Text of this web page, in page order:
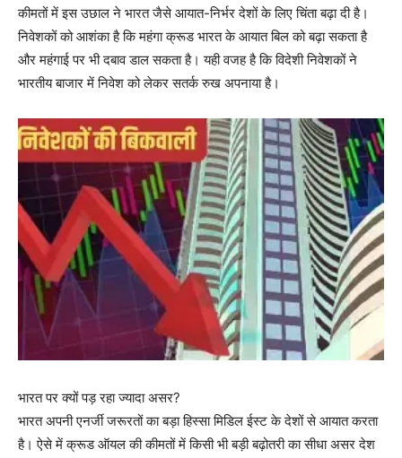
कीमतों में इस उछाल ने भारत जैसे आयात-निर्भर देशों के लिए चिंता बढ़ा दी है।
निवेशकों को आशंका है कि महंगा क्रूड भारत के आयात बिल को बढ़ा सकता है
और महंगाई पर भी दबाव डाल सकता है। यही वजह है कि विदेशी निवेशकों ने
भारतीय बाजार में निवेश को लेकर सतर्क रुख अपनाया है।
भारत पर क्यों पड़ रहा ज्यादा असर?
भारत अपनी एनर्जी जरूरतों का बड़ा हिस्सा मिडिल ईस्ट के देशों से आयात करता
है। ऐसे में क्रूड ऑयल की कीमतों में किसी भी बड़ी बढ़ोतरी का सीधा असर देश